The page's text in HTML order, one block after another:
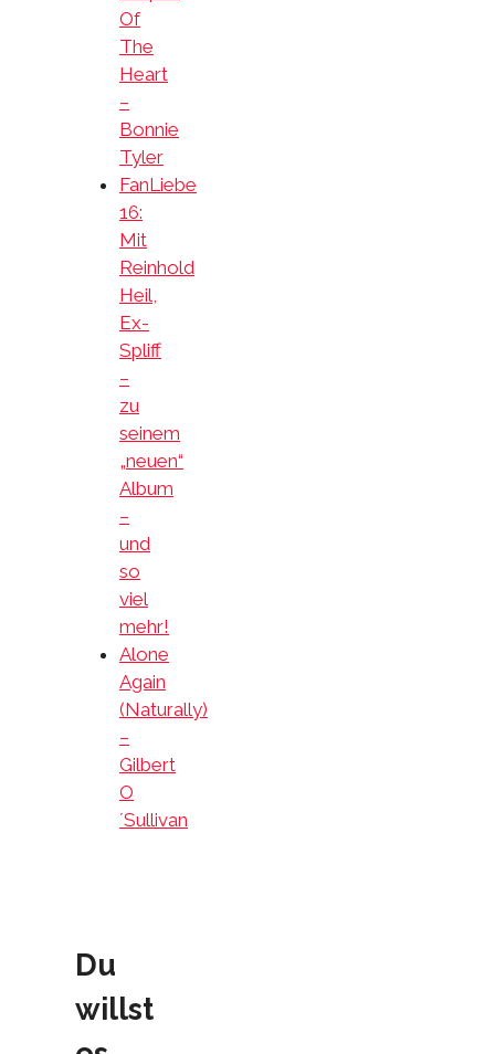
Of
The
Heart
–
Bonnie
Tyler
FanLiebe
16:
Mit
Reinhold
Heil,
Ex-
Spliff
–
zu
seinem
„neuen“
Album
–
und
so
viel
mehr!
Alone
Again
(Naturally)
–
Gilbert
O
´Sullivan
Du
willst